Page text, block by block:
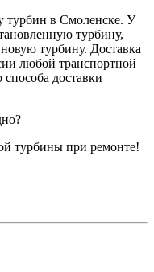
турбин в Смоленске. У
турбину,
турбину. Доставка
любой транспортной
доставки
турбины при ремонте!